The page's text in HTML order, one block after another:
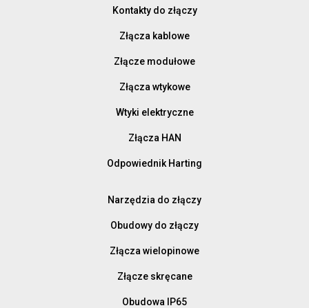
Kontakty do złączy
Złącza kablowe
Złącze modułowe
Złącza wtykowe
Wtyki elektryczne
Złącza HAN
Odpowiednik Harting
Narzędzia do złączy
Obudowy do złączy
Złącza wielopinowe
Złącze skręcane
Obudowa IP65